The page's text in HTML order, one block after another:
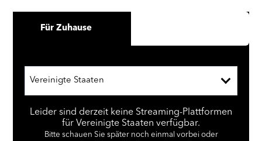
Für Zuhause
Vereinigte Staaten
Leider sind derzeit keine Streaming-Plattformen
für Vereinigte Staaten verfügbar.
Bitte schauen Sie später noch einmal vorbei oder